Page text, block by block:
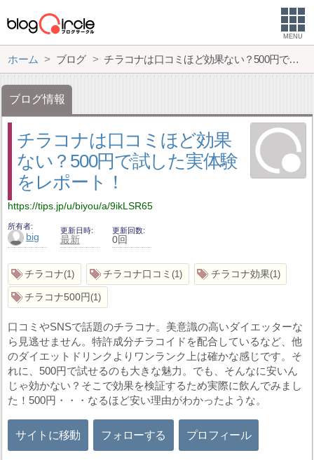
MENU
ホーム ブログ チラコナは口コミほど効果ない？500円で試した実体験をレポート！
ブログ情報
チラコナは口コミほど効果
ない？500円で試した実体験
をレポート！
https://tips.jp/u/biyou/a/9ikLSR65
所有者
big
更新日時
最新
更新回数
0回
チラコナ 1 チラコナ口コミ 1 チラコナ効果 1
チラコナ500円 1
口コミやSNSで話題のチラコナ。美意識の高いダイエッターな
ら見逃せません。特許成分チラコイドを配合しているなど、他
のダイエットドリンクよりワンランク上は確かな感じです。そ
れに、500円で試せるのも大きな魅力。でも、そんなに安いん
じゃ効かない？そこで効果を検証するため実際に飲んでみまし
た！500円・・・なるほど安い理由がわかったような。
サイトに移動 フォローする プロフィール